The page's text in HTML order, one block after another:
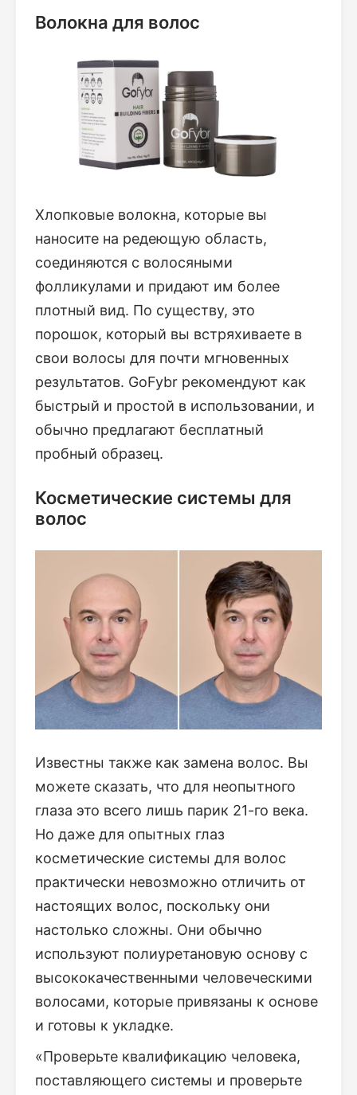
Волокна для волос
Хлопковые волокна, которые вы
наносите на редеющую область,
соединяются с волосяными
фолликулами и придают им более
плотный вид. По существу, это
порошок, который вы встряхиваете в
свои волосы для почти мгновенных
результатов. GoFybr рекомендуют как
быстрый и простой в использовании, и
обычно предлагают бесплатный
пробный образец.
Косметические системы для
волос
Известны также как замена волос. Вы
можете сказать, что для неопытного
глаза это всего лишь парик 21-го века.
Но даже для опытных глаз
косметические системы для волос
практически невозможно отличить от
настоящих волос, поскольку они
настолько сложны. Они обычно
используют полиуретановую основу с
высококачественными человеческими
волосами, которые привязаны к основе
и готовы к укладке.
«Проверьте квалификацию человека,
поставляющего системы и проверьте